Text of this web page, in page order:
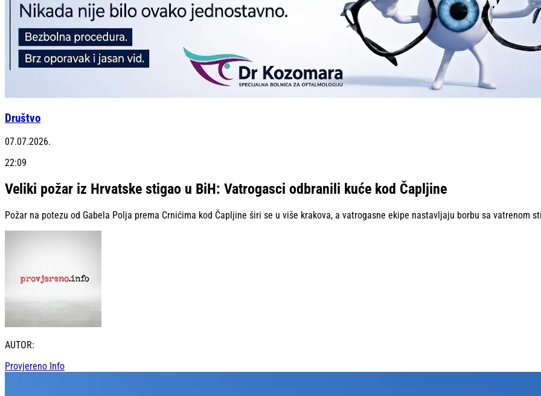
Društvo
07.07.2026.
22:09
Veliki požar iz Hrvatske stigao u BiH: Vatrogasci odbranili kuće kod Čapljine
Požar na potezu od Gabela Polja prema Crnićima kod Čapljine širi se u više krakova, a vatrogasne ekipe nastavljaju borbu sa vatrenom
AUTOR:
Provjereno Info